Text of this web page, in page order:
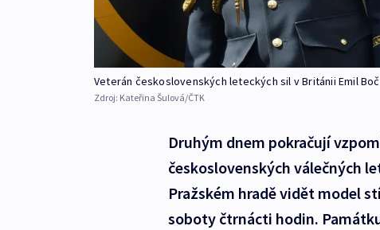
Veterán československých leteckých sil v Británii Emil
Zdroj: Kateřina Šulová/ČTK
Druhým dnem pokračují
československých válečných
Pražském hradě vidět model
soboty čtrnácti hodin.